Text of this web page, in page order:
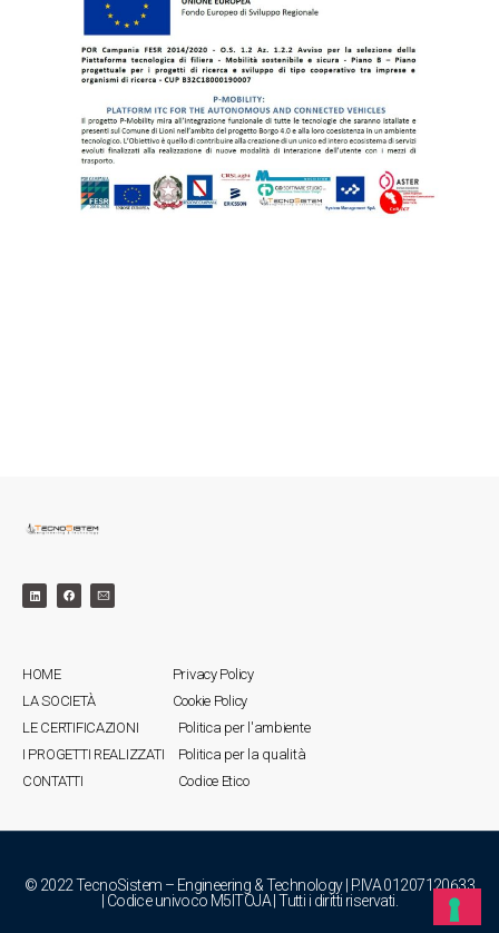
HOME
LA SOCIETÀ
LE CERTIFICAZIONI
I PROGETTI REALIZZATI
CONTATTI
Privacy Policy
Cookie Policy
Politica per l'ambiente
Politica per la qualità
Codice Etico
© 2022 TecnoSistem – Engineering & Technology | P.IVA 01207120633
| Codice univoco M5ITOJA | Tutti i diritti riservati.